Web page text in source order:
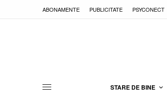
ABONAMENTE PUBLICITATE PSYCONECT
STARE DE BINE